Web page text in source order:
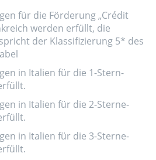
für die Förderung „Crédit
werden erfüllt, die
der Klassifizierung 5* des
in Italien für die 1-Stern-
in Italien für die 2-Sterne-
in Italien für die 3-Sterne-